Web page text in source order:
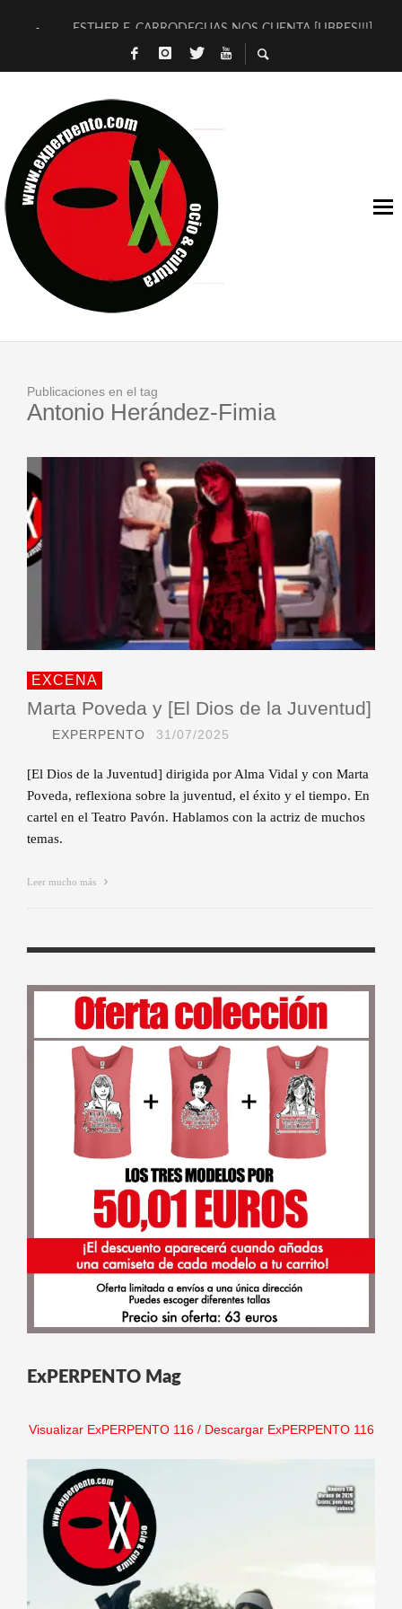
ESTHER F. CARRODEGUAS NOS CUENTA [LIBRES!!!]
[TERRA DE GUAPES] DE SANDRA MONFORT
TIMBRE 4, LA ESCUELA DEL DIRECTOR TEATRAL CLAUDIO
30 AÑOS (NO ES NADA) DE LA KATARSIS DEL TOMATAZO
MILITARES JUDÍAS EN #EXVITA
D’BALDOMEROS REINVENTAN [BITÁCORA 3.0] EN EXVITA
MARSHALL FLASH PRESENTA EN EXVITA [RELATIVA
JOFRE BARDAGÍ EN EXVITA INTERPRETANDO A SERRAT
Publicaciones en el tag
Antonio Herández-Fimia
EXCENA
Marta Poveda y [El Dios de la Juventud]
EXPERPENTO 31/07/2025
[El Dios de la Juventud] dirigida por Alma Vidal y con Marta
Poveda, reflexiona sobre la juventud, el éxito y el tiempo. En
cartel en el Teatro Pavón. Hablamos con la actriz de muchos
temas.
Leer mucho más
ExPERPENTO Mag
Visualizar ExPERPENTO 116/ Descargar ExPERPENTO 116